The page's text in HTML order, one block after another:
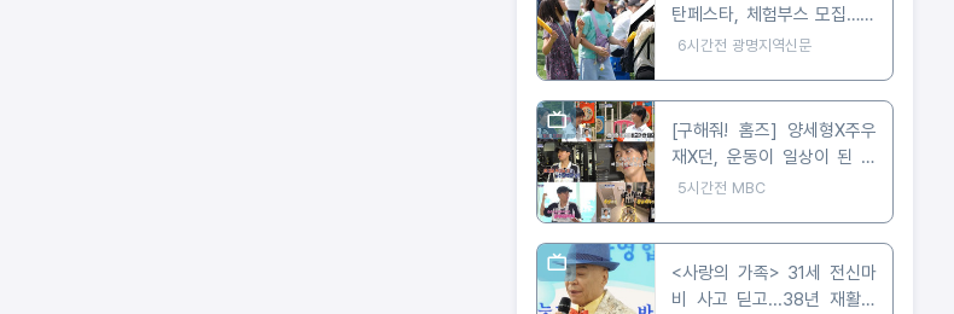
탄페스타, 체험부스 모집…10
월 24일 개최
6시간전 광명지역신문
[구해줘! 홈즈] 양세형X주우
재X던, 운동이 일상이 된 사
람들은 어떻게 살까? '운동세
5시간전 MBC
<사랑의 가족> 31세 전신마
비 사고 딛고...38년 재활이